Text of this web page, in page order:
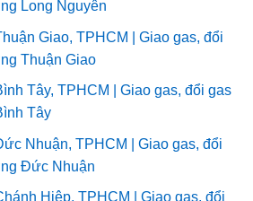
Long Nguyên
Giao, TPHCM | Giao gas, đổi
Thuận Giao
Tây, TPHCM | Giao gas, đổi gas
Tây
Nhuận, TPHCM | Giao gas, đổi
Đức Nhuận
Hiệp, TPHCM | Giao gas, đổi